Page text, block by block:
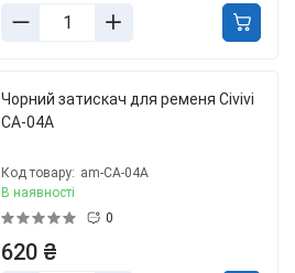
Чорний затискач для ременя Civivi
CA-04A
Код товару: am-CA-04A
В наявності
0
620 ₴